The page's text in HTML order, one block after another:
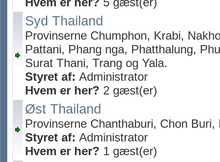
Syd Thailand
Provinserne Chumphon, Krabi,
Pattani, Phang nga, Phatthalung,
Surat Thani, Trang og Yala.
Styret af: Administrator
Hvem er her? 2 gæst(er)
Øst Thailand
Provinserne Chanthaburi, Chon Buri,
Styret af: Administrator
Hvem er her? 1 gæst(er)